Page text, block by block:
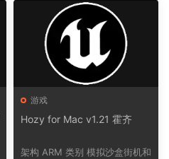
游戏
Hozy for Mac v1.21 霍齐
架构 ARM 类别 模拟沙盒街机和